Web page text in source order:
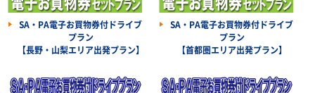
SA・PA電子お買物券付ドライブ
プラン
【長野・山梨エリア出発プラン】
SA・PA電子お買物券付ドライブ
プラン
【首都圏エリア出発プラン】